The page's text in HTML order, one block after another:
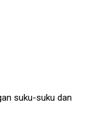
suku-suku dan